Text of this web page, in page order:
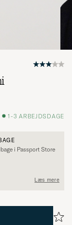
1-3 ARBEJDSDAGE
i Passport Store
Læs mere